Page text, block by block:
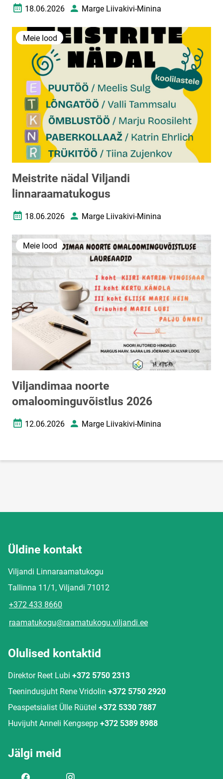
Loomise kuupäev
18.06.2026 AutorMarge Liivakivi-Minina
Meie lood
Meistrite nädal Viljandi
linnaraamatukogus
Loomise kuupäev
18.06.2026 AutorMarge Liivakivi-Minina
Meie lood
Viljandimaa noorte
omaloominguvõistlus 2026
Loomise kuupäev
12.06.2026 AutorMarge Liivakivi-Minina
Üldine kontakt
Viljandi Linnaraamatukogu
Tallinna 11/1, Viljandi 71012
+372 433 8660
raamatukogu@raamatukogu.viljandi.ee
Olulised kontaktid
Direktor Reet Lubi +372 5750 2313
Teenindusjuht Rene Vridolin +372 5750 2920
Peaspetsialist Ülle Rüütel +372 5330 7887
Huvijuht Anneli Kengsepp +372 5389 8988
Jälgi meid